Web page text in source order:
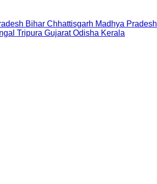
Bihar Chhattisgarh Madhya Pradesh
Tripura Gujarat Odisha Kerala